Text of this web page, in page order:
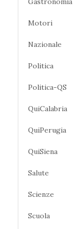
Motori
Nazionale
Politica
Politica-QS
QuiCalabria
QuiPerugia
QuiSiena
Salute
Scienze
Scuola